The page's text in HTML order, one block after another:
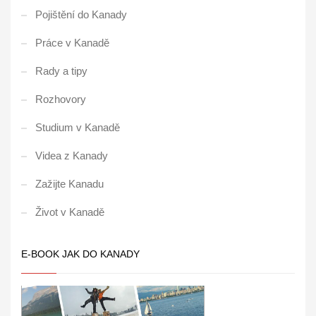
Pojištění do Kanady
Práce v Kanadě
Rady a tipy
Rozhovory
Studium v Kanadě
Videa z Kanady
Zažijte Kanadu
Život v Kanadě
E-BOOK JAK DO KANADY